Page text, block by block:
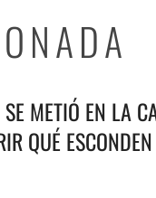
METIÓ EN LA
QUÉ